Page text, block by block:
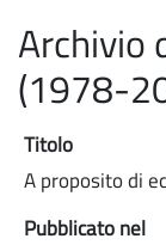
Archivio
(1978-
Titolo
A proposito di
Pubblicato nel